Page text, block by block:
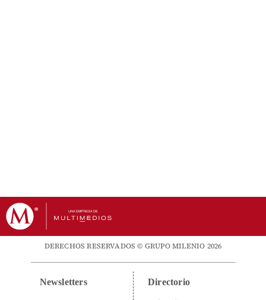
DERECHOS RESERVADOS © GRUPO MILENIO 2026
Newsletters Directorio